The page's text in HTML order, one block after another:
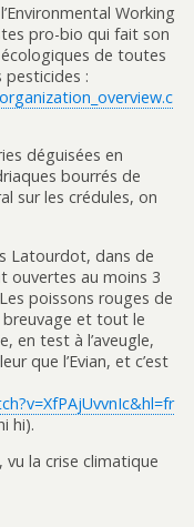
Working
pro-bio qui fait son
de toutes
pesticides :
déguisées en
bourrés de
sur les crédules, on
Latourdot, dans de
ouvertes au moins 3
poissons rouges de
et tout le
en test à l’aveugle,
que l’Evian, et c’est
hi).
vu la crise climatique